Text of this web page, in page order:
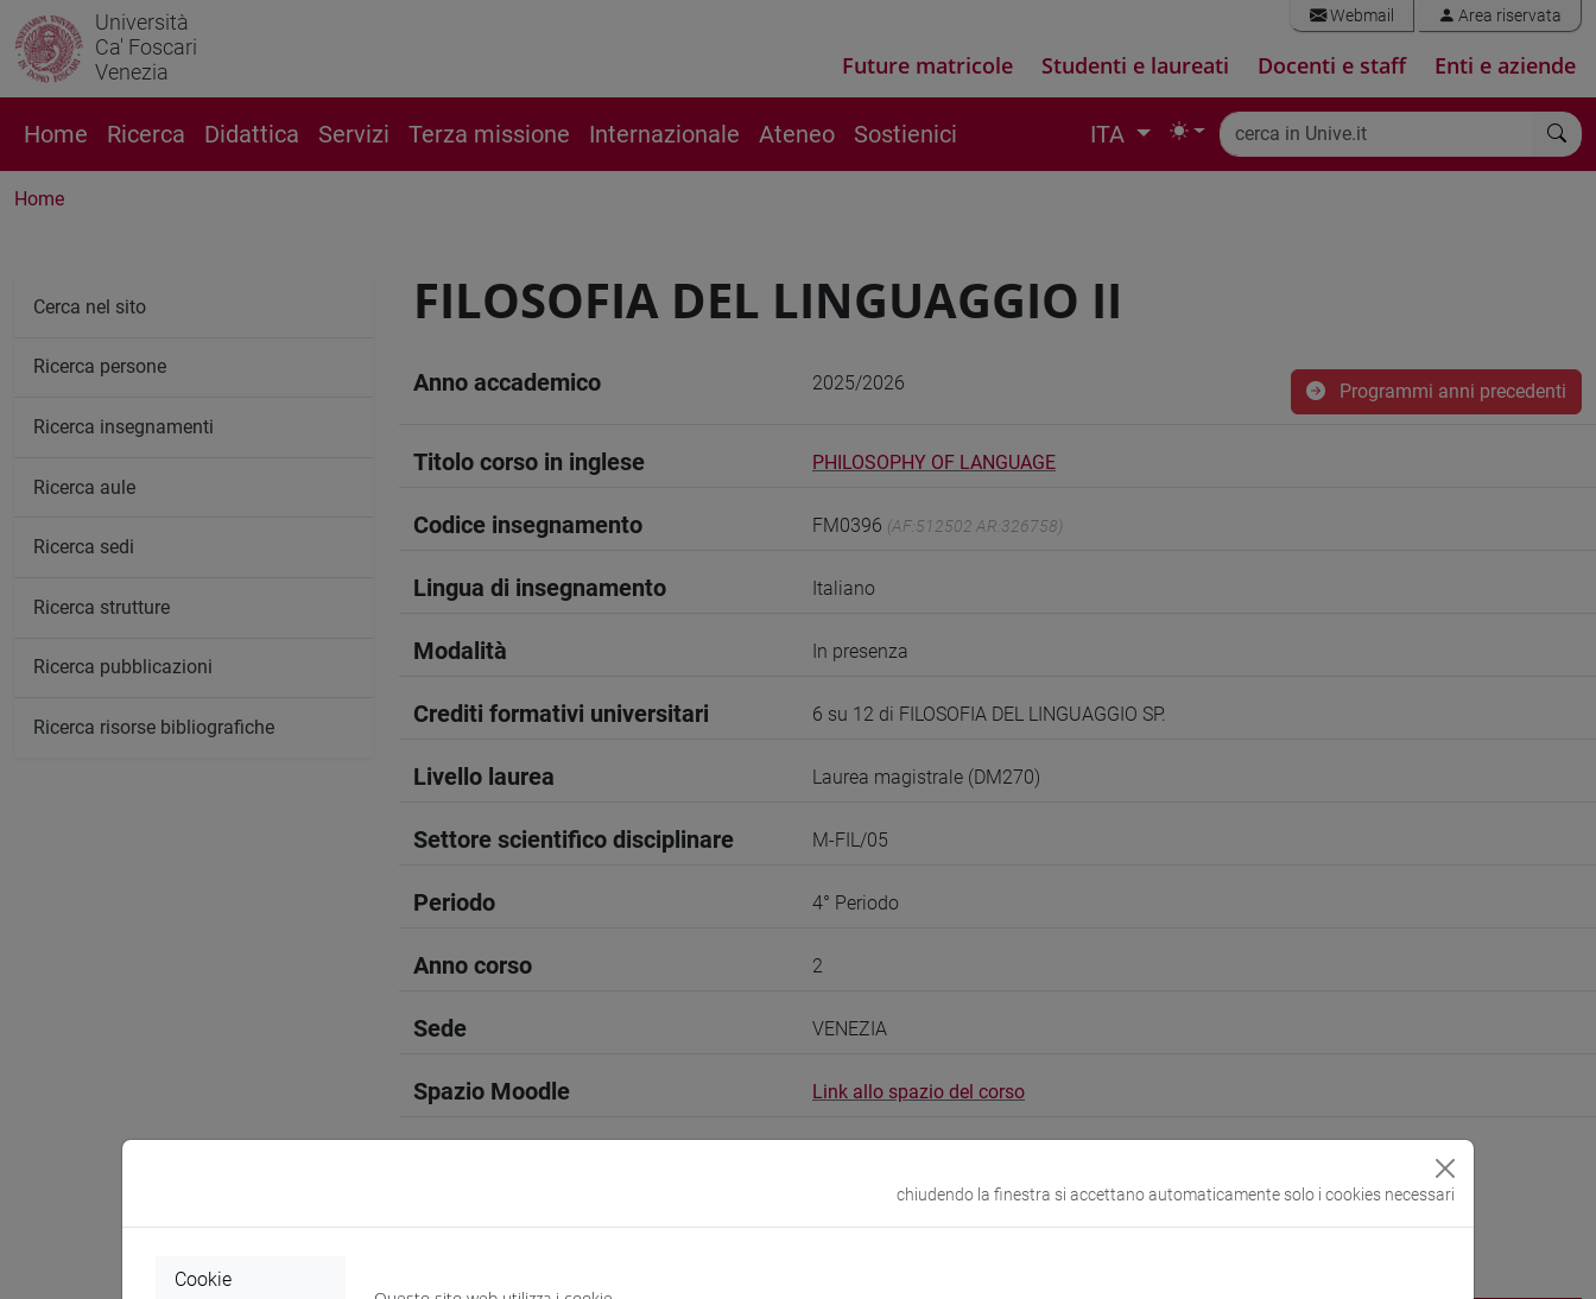
Università
Ca' Foscari
Venezia
Webmail Area riservata
Future matricole Studenti e laureati Docenti e staff Enti e aziende
Home Ricerca Didattica Servizi Terza missione Internazionale Ateneo Sostienici ITA
Home
FILOSOFIA DEL LINGUAGGIO II
Anno accademico 2025/2026 Programmi anni precedenti
Titolo corso in inglese PHILOSOPHY OF LANGUAGE
Codice insegnamento FM0396 (AF:512502 AR:326758)
Lingua di insegnamento Italiano
Modalità In presenza
Crediti formativi universitari 6 su 12 di FILOSOFIA DEL LINGUAGGIO SP.
Livello laurea Laurea magistrale (DM270)
Settore scientifico disciplinare M-FIL/05
Periodo 4° Periodo
Anno corso 2
Sede VENEZIA
Spazio Moodle Link allo spazio del corso
Cerca nel sito
Ricerca persone
Ricerca insegnamenti
Ricerca aule
Ricerca sedi
Ricerca strutture
Ricerca pubblicazioni
Ricerca risorse bibliografiche
chiudendo la finestra si accettano automaticamente solo i cookies necessari
Cookie